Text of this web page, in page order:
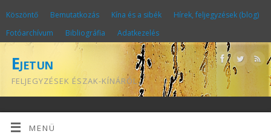
Köszöntő Bemutatkozás Kína és a sibék
Hírek, feljegyzések (blog)
Fotóarchívum
Bibliográfia Adatkezelés
Ejetun
FELJEGYZÉSEK ÉSZAK-KÍNÁRÓL
MENÜ